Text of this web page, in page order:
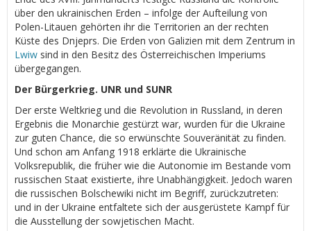
über den ukrainischen Erden – infolge der Aufteilung von
Polen-Litauen gehörten ihr die Territorien an der rechten
Küste des Dnjeprs. Die Erden von Galizien mit dem Zentrum in
Lwiw sind in den Besitz des Österreichischen Imperiums
übergegangen.
Der Bürgerkrieg. UNR und SUNR
Der erste Weltkrieg und die Revolution in Russland, in deren
Ergebnis die Monarchie gestürzt war, wurden für die Ukraine
zur guten Chance, die so erwünschte Souveränität zu finden.
Und schon am Anfang 1918 erklärte die Ukrainische
Volksrepublik, die früher wie die Autonomie im Bestande vom
russischen Staat existierte, ihre Unabhängigkeit. Jedoch waren
die russischen Bolschewiki nicht im Begriff, zurückzutreten:
und in der Ukraine entfaltete sich der ausgerüstete Kampf für
die Ausstellung der sowjetischen Macht.